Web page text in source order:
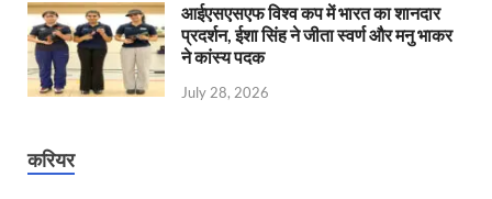
आईएसएसएफ विश्व कप में भारत का शानदार
प्रदर्शन, ईशा सिंह ने जीता स्वर्ण और मनु भाकर
ने कांस्य पदक
July 28, 2026
करियर